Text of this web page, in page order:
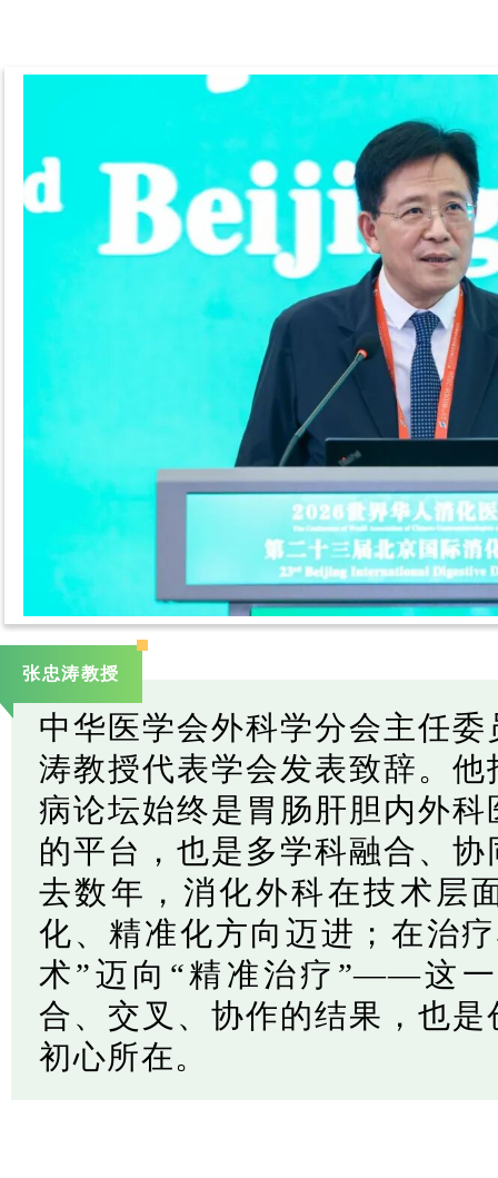
张忠涛教授
中华医学会外科学分会主任
涛教授代表学会发表致辞。
病论坛始终是胃肠肝胆内外
的平台，也是多学科融合、
去数年，消化外科在技术层
化、精准化方向迈进；在治
术”迈向“精准治疗”——这
合、交叉、协作的结果，也
初心所在。